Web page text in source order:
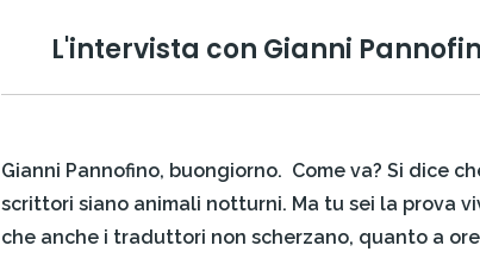
L'intervista con Gianni
Gianni Pannofino, buongiorno. Come va? Si dice
scrittori siano animali notturni. Ma tu sei la prova
che anche i traduttori non scherzano, quanto a ore